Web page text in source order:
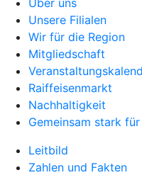
Über uns
Unsere Filialen
Wir für die Region
Mitgliedschaft
Raiffeisenmarkt
Nachhaltigkeit
Gemeinsam stark
Leitbild
Zahlen und Fakten